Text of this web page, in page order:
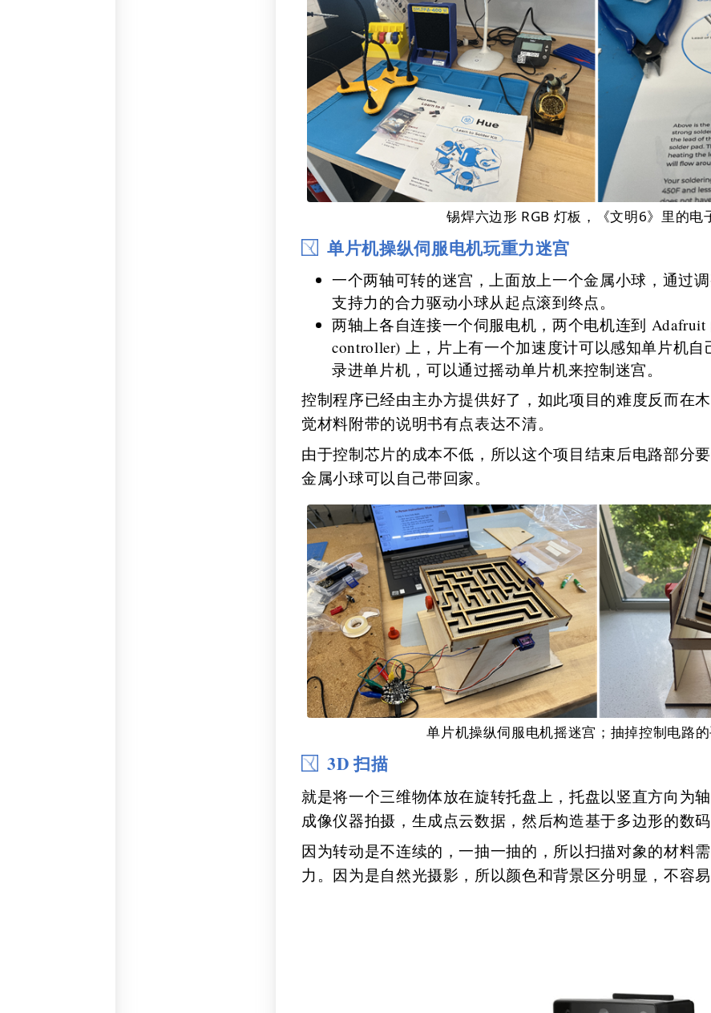
锡焊六边形 RGB 灯板，《文明6》里的电
单片机操纵伺服电机玩重力迷宫
一个两轴可转的迷宫，上面放上一个金属小球，通过
支持力的合力驱动小球从起点滚到终点。
两轴上各自连接一个伺服电机，两个电机连到
controller) 上，片上有一个加速度计可以感知单片机
录进单片机，可以通过摇动单片机来控制迷宫。
控制程序已经由主办方提供好了，如此项目的难度反而在
觉材料附带的说明书有点表达不清。
由于控制芯片的成本不低，所以这个项目结束后电路部分
金属小球可以自己带回家。
单片机操纵伺服电机摇迷宫；抽掉控制电路
3D 扫描
就是将一个三维物体放在旋转托盘上，托盘以竖直方向为
成像仪器拍摄，生成点云数据，然后构造基于多边形的数码
因为转动是不连续的，一抽一抽的，所以扫描对象的材料
力。因为是自然光摄影，所以颜色和背景区分明显，不容